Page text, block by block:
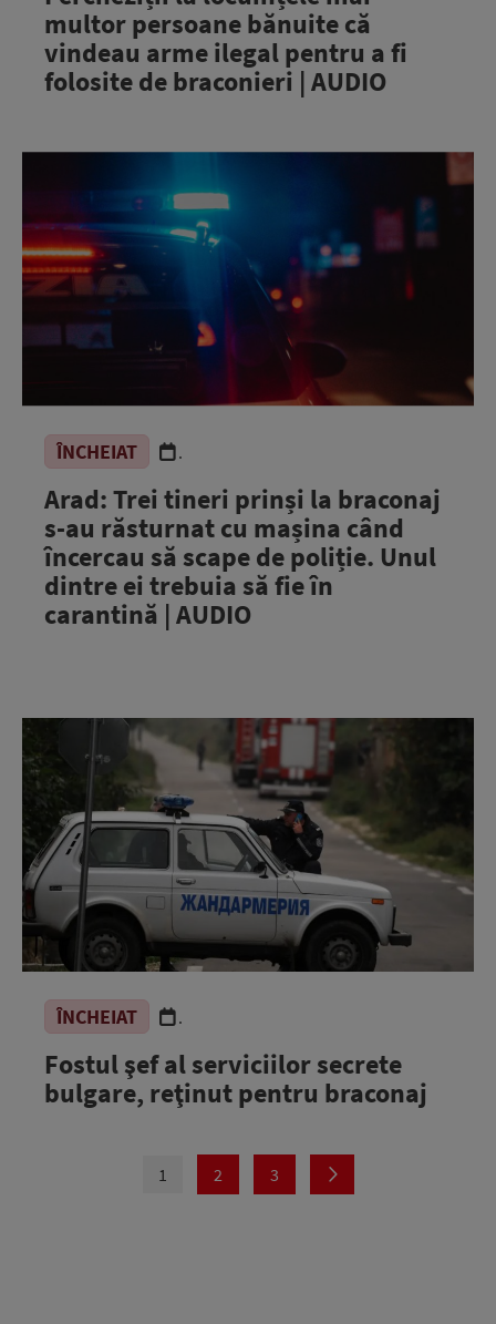
multor persoane bănuite că
vindeau arme ilegal pentru a fi
folosite de braconieri | AUDIO
ÎNCHEIAT .
Arad: Trei tineri prinși la braconaj
s-au răsturnat cu mașina când
încercau să scape de poliție. Unul
dintre ei trebuia să fie în
carantină | AUDIO
ÎNCHEIAT .
Fostul şef al serviciilor secrete
bulgare, reţinut pentru braconaj
1 2 3